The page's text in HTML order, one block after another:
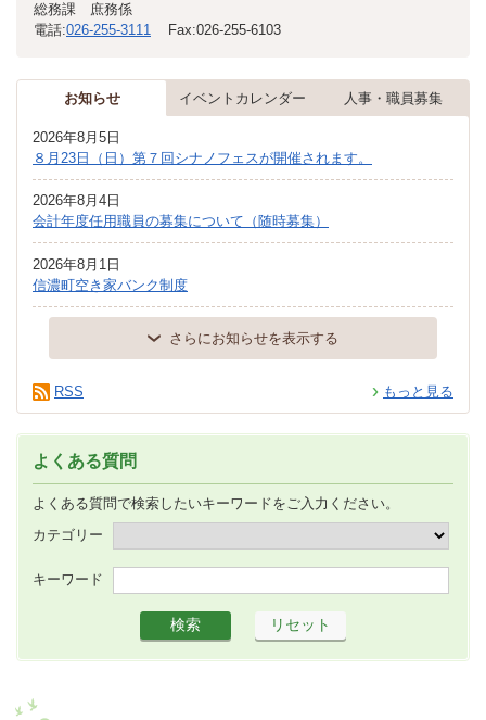
総務課 庶務係
電話:026-255-3111 Fax:026-255-6103
お知らせ イベントカレンダー 人事・職員募集
2026年8月5日
８月23日（日）第７回シナノフェスが開催されます。
2026年8月4日
会計年度任用職員の募集について（随時募集）
2026年8月1日
信濃町空き家バンク制度
さらにお知らせを表示する
もっと見る
RSS
よくある質問
よくある質問で検索したいキーワードをご入力ください。
カテゴリー
キーワード